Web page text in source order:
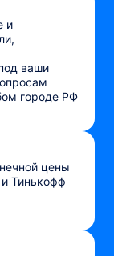
и
ваши
городе РФ
цены
Тинькофф